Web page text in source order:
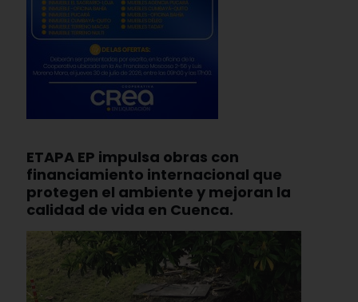
ETAPA EP impulsa obras con
financiamiento internacional que
protegen el ambiente y mejoran la
calidad de vida en Cuenca.